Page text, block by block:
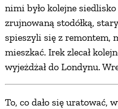
nimi było kolejne
zrujnowaną stodółką,
spieszyli się z remontem,
mieszkać. Irek zlecał
wyjeżdżał do Londynu.
To, co dało się uratować,